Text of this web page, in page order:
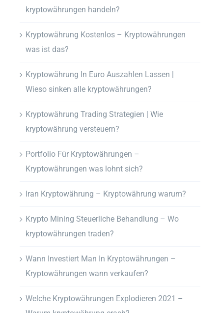
kryptowährungen handeln?
Kryptowährung Kostenlos – Kryptowährungen
was ist das?
Kryptowährung In Euro Auszahlen Lassen |
Wieso sinken alle kryptowährungen?
Kryptowährung Trading Strategien | Wie
kryptowährung versteuern?
Portfolio Für Kryptowährungen –
Kryptowährungen was lohnt sich?
Iran Kryptowährung – Kryptowährung warum?
Krypto Mining Steuerliche Behandlung – Wo
kryptowährungen traden?
Wann Investiert Man In Kryptowährungen –
Kryptowährungen wann verkaufen?
Welche Kryptowährungen Explodieren 2021 –